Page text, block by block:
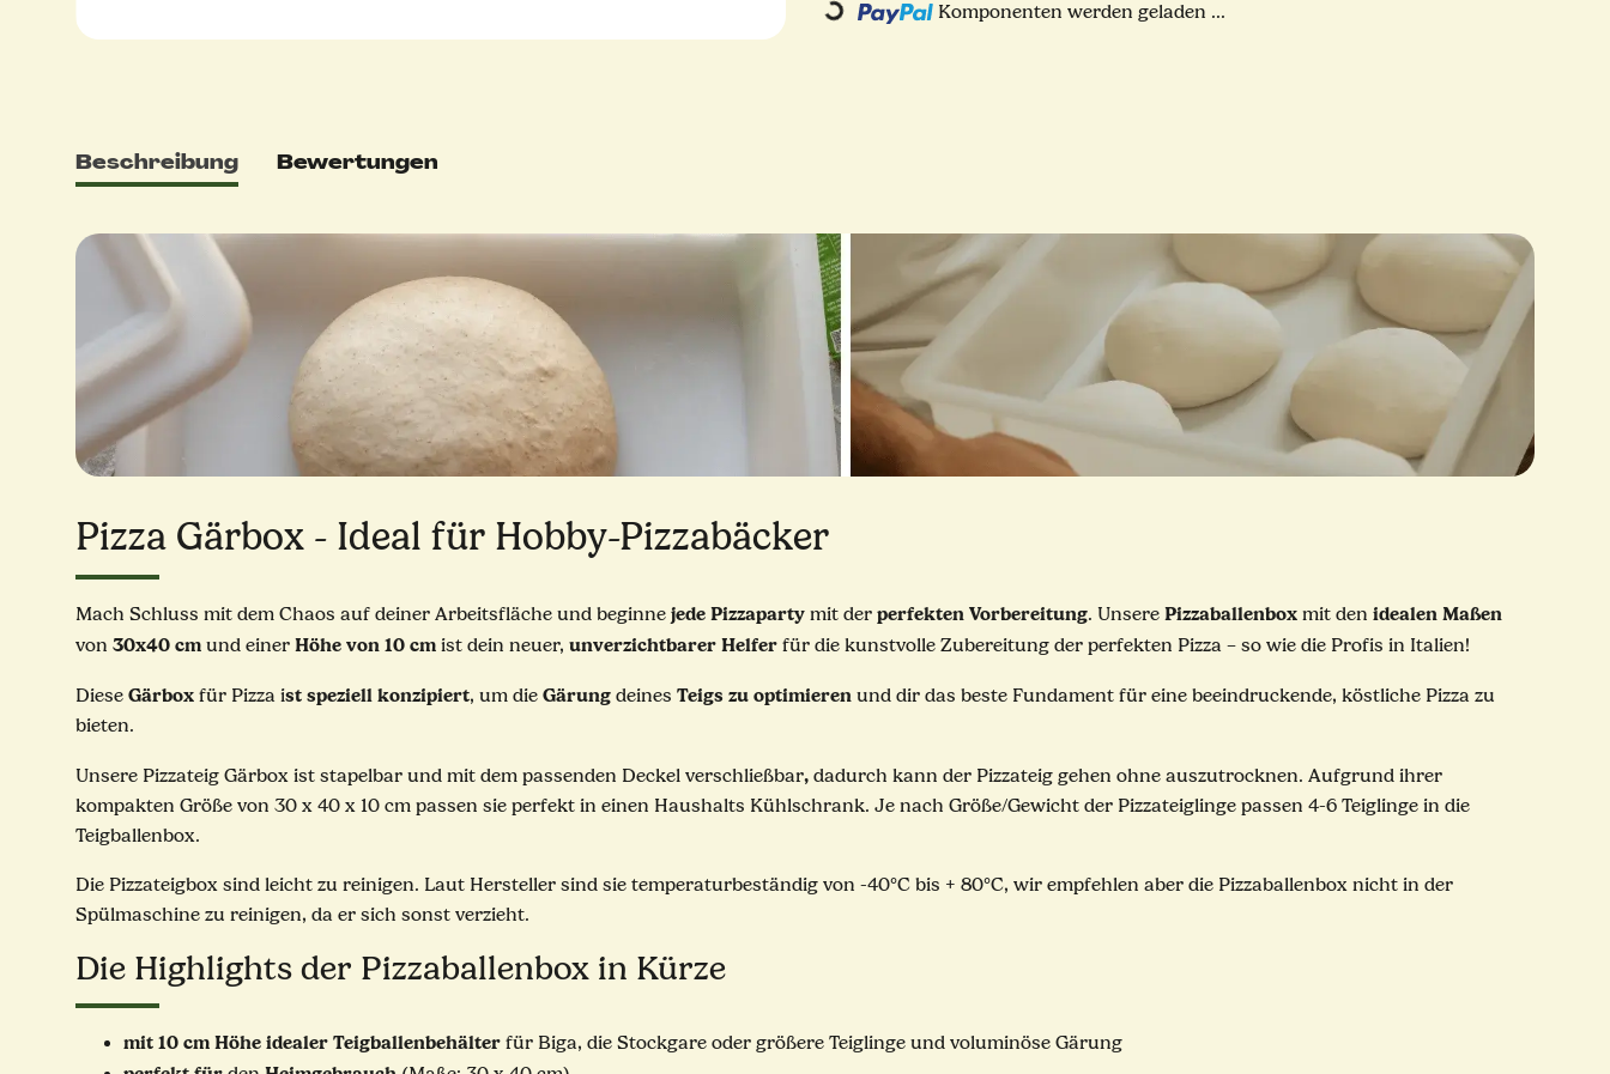
Loading... Komponenten werden geladen ...
Beschreibung Bewertungen
Pizza Gärbox - Ideal für Hobby-Pizzabäcker
Mach Schluss mit dem Chaos auf deiner Arbeitsfläche und beginne jede Pizzaparty mit der perfekten Vorbereitung. Unsere Pizzaballenbox mit den idealen Maßen
von 30x40 cm und einer Höhe von 10 cm ist dein neuer, unverzichtbarer Helfer für die kunstvolle Zubereitung der perfekten Pizza – so wie die Profis in Italien!
Diese Gärbox für Pizza ist speziell konzipiert, um die Gärung deines Teigs zu optimieren und dir das beste Fundament für eine beeindruckende, köstliche Pizza zu
bieten.
Unsere Pizzateig Gärbox ist stapelbar und mit dem passenden Deckel verschließbar, dadurch kann der Pizzateig gehen ohne auszutrocknen. Aufgrund ihrer
kompakten Größe von 30 x 40 x 10 cm passen sie perfekt in einen Haushalts Kühlschrank. Je nach Größe/Gewicht der Pizzateiglinge passen 4-6 Teiglinge in die
Teigballenbox.
Die Pizzateigbox sind leicht zu reinigen. Laut Hersteller sind sie temperaturbeständig von -40°C bis + 80°C, wir empfehlen aber die Pizzaballenbox nicht in der
Spülmaschine zu reinigen, da er sich sonst verzieht.
Die Highlights der Pizzaballenbox in Kürze
mit 10 cm Höhe idealer Teigballenbehälter für Biga, die Stockgare oder größere Teiglinge und voluminöse Gärung